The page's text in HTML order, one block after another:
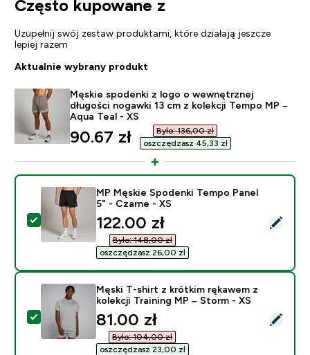
Często kupowane z
Uzupełnij swój zestaw produktami, które działają jeszcze
lepiej razem
Aktualnie wybrany produkt
Męskie spodenki z logo o wewnętrznej
długości nogawki 13 cm z kolekcji Tempo MP –
Aqua Teal - XS
discounted price
90.67 zł‎
Było: 136,00 zł‎
oszczędzasz 45,33 zł‎
Wybierz ten produkt - MP Męskie Spodenki Tempo
MP Męskie Spodenki Tempo Panel
5" - Czarne - XS
discounted price
122.00 zł‎
Było: 148,00 zł‎
oszczędzasz 26,00 zł‎
Wybierz ten produkt - Męski T-shirt z krótkim
Męski T-shirt z krótkim rękawem z
kolekcji Training MP – Storm - XS
discounted price
81.00 zł‎
Było: 104,00 zł‎
oszczędzasz 23,00 zł‎